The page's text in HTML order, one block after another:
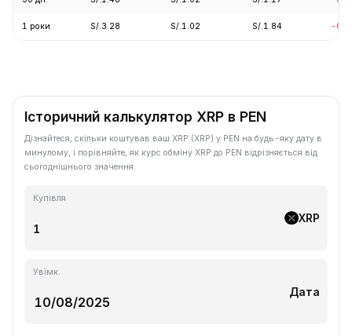
1 роки S/.3.28 S/.1.02 S/.1.84 -
Історичний калькулятор XRP в PEN
Дізнайтеся, скільки коштував ваш XRP (XRP) у PEN на будь-яку дату в
минулому, і порівняйте, як курс обміну XRP до PEN відрізняється від
сьогоднішнього значення.
Купівля
XRP
Увімк.
Дата